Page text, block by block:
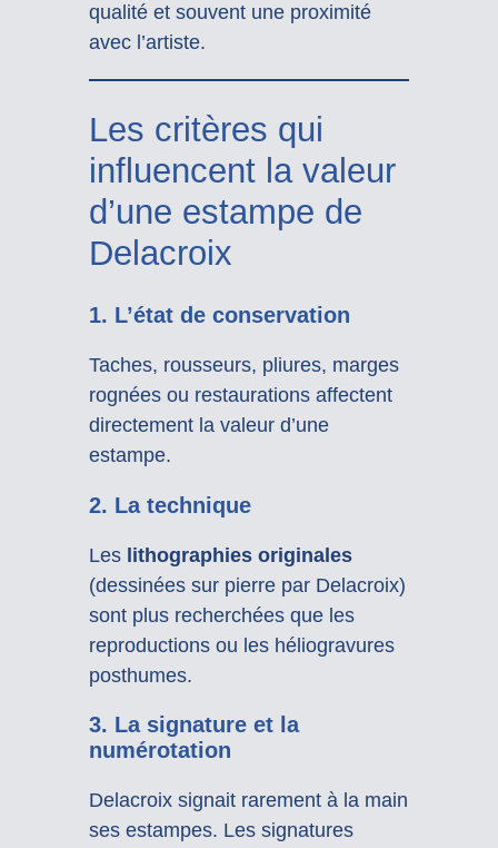
qualité et souvent une proximité
avec l’artiste.
Les critères qui
influencent la valeur
d’une estampe de
Delacroix
1. L’état de conservation
Taches, rousseurs, pliures, marges
rognées ou restaurations affectent
directement la valeur d’une
estampe.
2. La technique
Les lithographies originales
(dessinées sur pierre par Delacroix)
sont plus recherchées que les
reproductions ou les héliogravures
posthumes.
3. La signature et la
numérotation
Delacroix signait rarement à la main
ses estampes. Les signatures